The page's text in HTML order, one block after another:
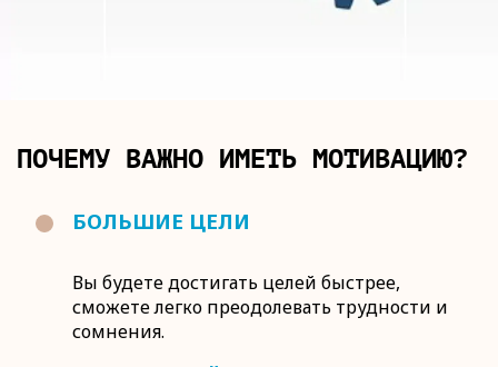
ПОЧЕМУ ВАЖНО ИМЕТЬ МОТИВАЦИЮ?
БОЛЬШИЕ ЦЕЛИ
Вы будете достигать целей быстрее,
сможете легко преодолевать трудности и
сомнения.